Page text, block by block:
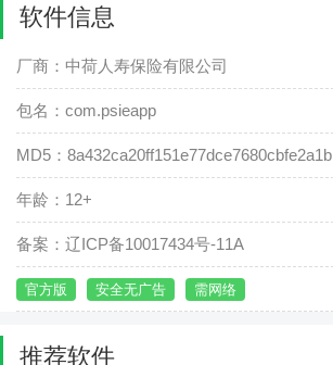
软件信息
厂商：中荷人寿保险有限公司
包名：com.psieapp
MD5：8a432ca20ff151e77dce7680cbfe2a1b
年龄：12+
备案：辽ICP备10017434号-11A
官方版 安全无广告 需网络
推荐软件